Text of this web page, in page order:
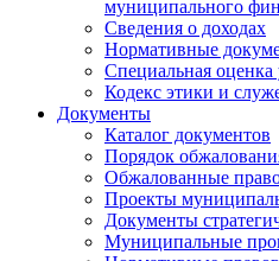
муниципального
Сведения о доходах
Нормативные
Специальная оценка
Кодекс этики и
Документы
Каталог документов
Порядок
Обжалованные
Проекты
Документы
Муниципальные